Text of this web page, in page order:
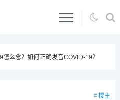
怎么念？如何正确发音COVID-19？
楼主